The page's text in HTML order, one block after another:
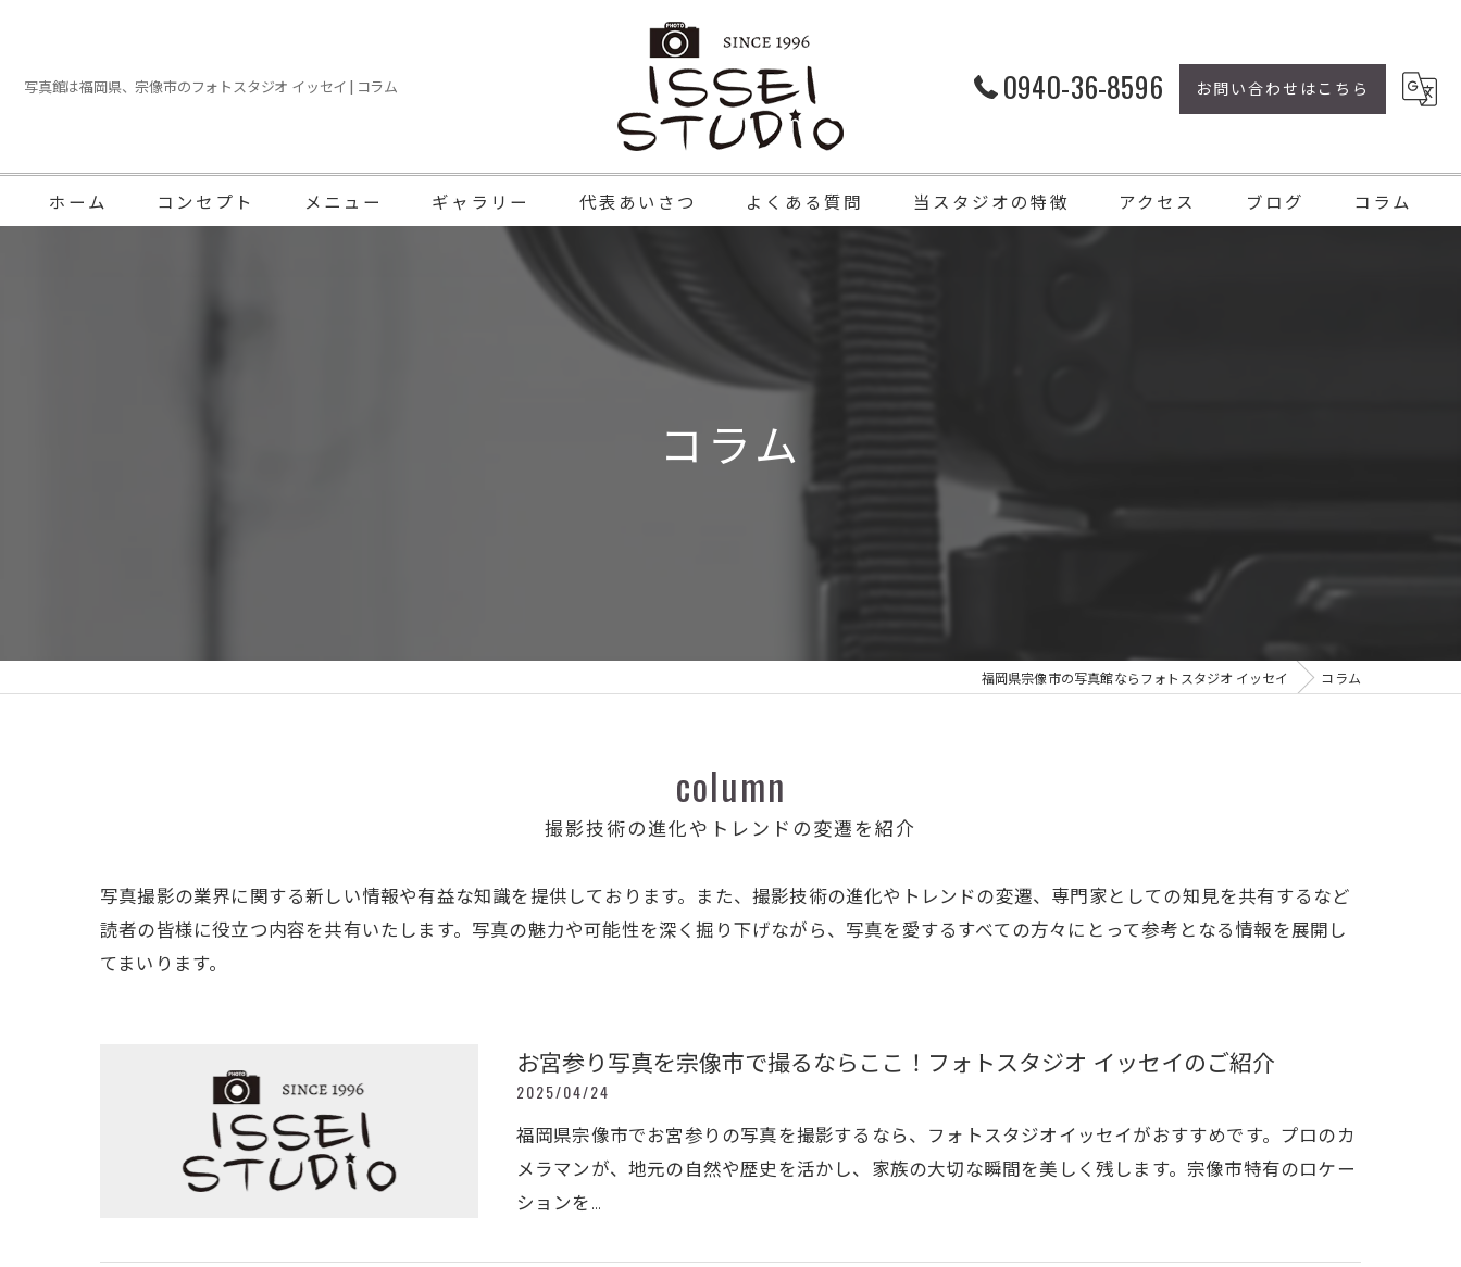
写真館は福岡県、宗像市のフォトスタジオ イッセイ | コラム 0940-36-8596 お問い合わせはこちら
ホーム コンセプト メニュー ギャラリー 代表あいさつ よくある質問 当スタジオの特徴
証明写真
アクセス ブログ コラム
コラム
福岡県宗像市の写真館ならフォトスタジオ イッセイ コラム
column
撮影技術の進化やトレンドの変遷を紹介
写真撮影の業界に関する新しい情報や有益な知識を提供しております。また、撮影技術の進化やトレンドの変遷、専門家としての知見を共有するなど
読者の皆様に役立つ内容を共有いたします。写真の魅力や可能性を深く掘り下げながら、写真を愛するすべての方々にとって参考となる情報を展開し
てまいります。
お宮参り写真を宗像市で撮るならここ！フォトスタジオ イッセイのご紹介
2025/04/24
福岡県宗像市でお宮参りの写真を撮影するなら、フォトスタジオイッセイがおすすめです。プロのカ
メラマンが、地元の自然や歴史を活かし、家族の大切な瞬間を美しく残します。宗像市特有のロケー
ションを…